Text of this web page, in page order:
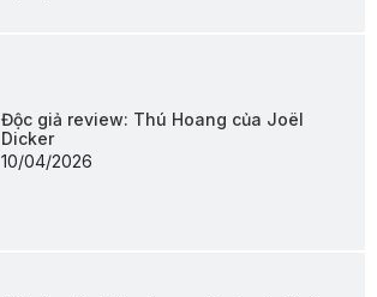
Độc giả review: Thú Hoang của Joël
Dicker
10/04/2026